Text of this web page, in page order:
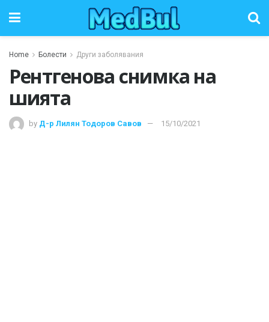
Home Болести Други заболявания
Рентгенова снимка на
шията
by Д-р Лилян Тодоров Савов 15/10/2021